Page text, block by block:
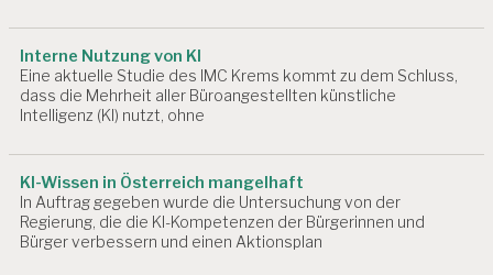
D
S
U
D
H
EI
T
A
Interne Nutzung von KI
Eine aktuelle Studie des IMC Krems kommt zu dem Schluss,
dass die Mehrheit aller Büroangestellten künstliche
Intelligenz (KI) nutzt, ohne
KI-Wissen in Österreich mangelhaft
In Auftrag gegeben wurde die Untersuchung von der
Regierung, die die KI-Kompetenzen der Bürgerinnen und
Bürger verbessern und einen Aktionsplan